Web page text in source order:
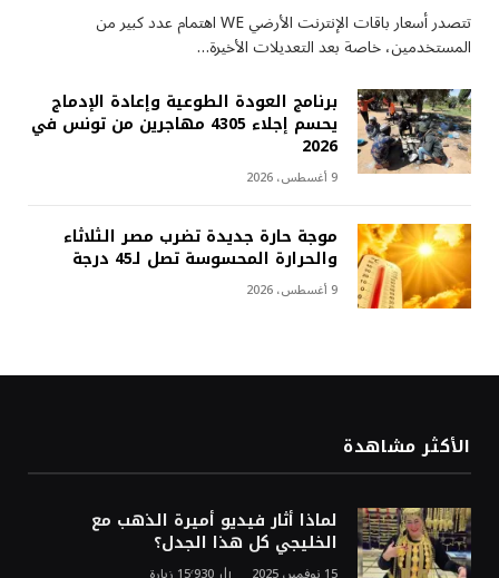
تتصدر أسعار باقات الإنترنت الأرضي WE اهتمام عدد كبير من
المستخدمين، خاصة بعد التعديلات الأخيرة…
برنامج العودة الطوعية وإعادة الإدماج
يحسم إجلاء 4305 مهاجرين من تونس في
2026
9 أغسطس، 2026
موجة حارة جديدة تضرب مصر الثلاثاء
والحرارة المحسوسة تصل لـ45 درجة
9 أغسطس، 2026
الأكثر مشاهدة
لماذا أثار فيديو أميرة الذهب مع
الخليجي كل هذا الجدل؟